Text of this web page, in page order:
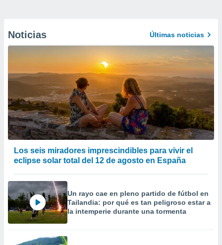
Noticias Últimas noticias
Los seis miradores imprescindibles para vivir el
eclipse solar total del 12 de agosto en España
Un rayo cae en pleno partido de fútbol en
Tailandia: por qué es tan peligroso estar a
la intemperie durante una tormenta